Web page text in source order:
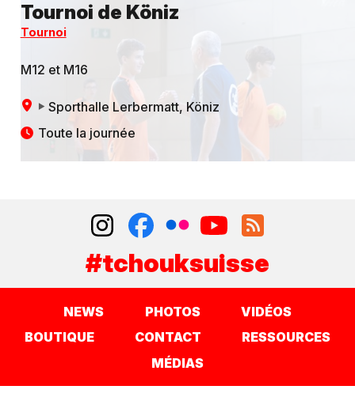
Tournoi de Köniz
Tournoi
M12 et M16
Sporthalle Lerbermatt, Köniz
Toute la journée
#tchouksuisse
NEWS PHOTOS
VIDÉOS
BOUTIQUE
CONTACT
RESSOURCES
MÉDIAS